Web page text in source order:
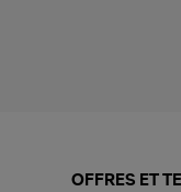
OFFRES ET